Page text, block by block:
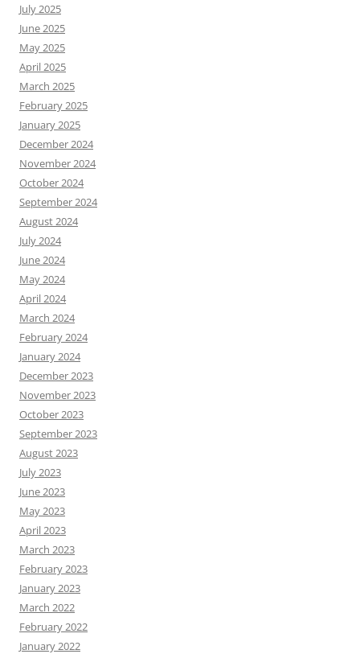
July 2025
June 2025
May 2025
April 2025
March 2025
February 2025
January 2025
December 2024
November 2024
October 2024
September 2024
August 2024
July 2024
June 2024
May 2024
April 2024
March 2024
February 2024
January 2024
December 2023
November 2023
October 2023
September 2023
August 2023
July 2023
June 2023
May 2023
April 2023
March 2023
February 2023
January 2023
March 2022
February 2022
January 2022